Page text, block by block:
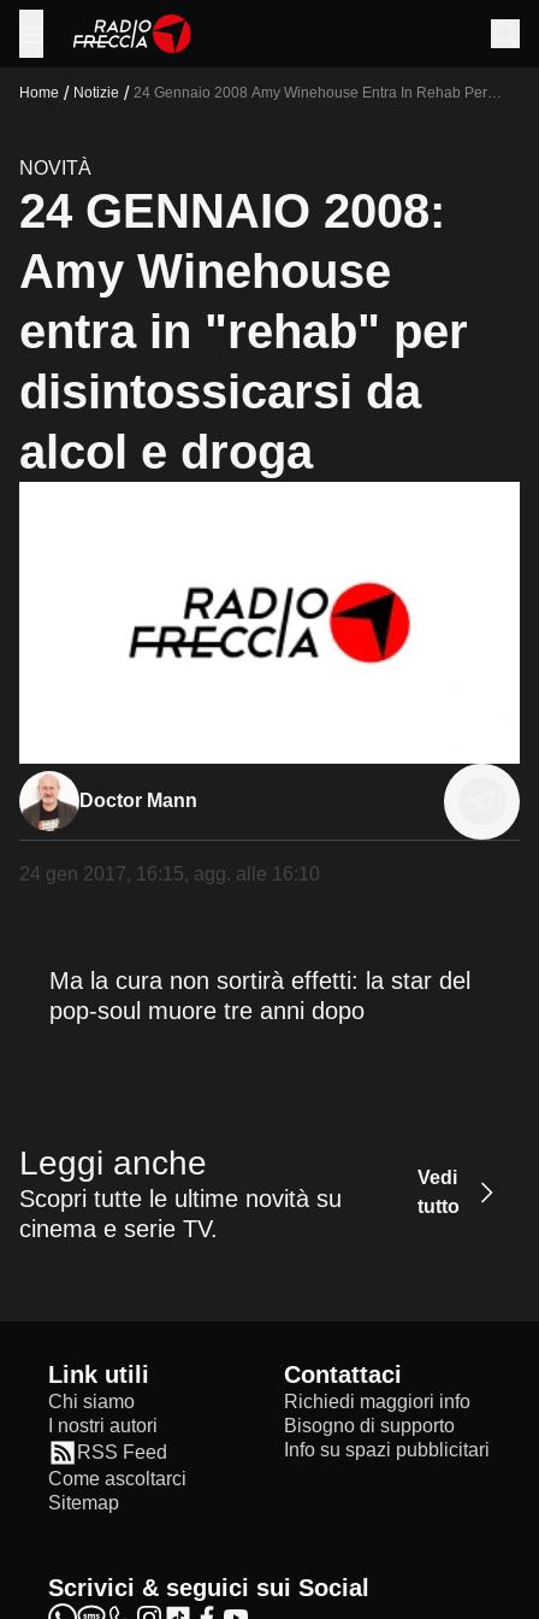
Home / Notizie / 24 Gennaio 2008 Amy Winehouse Entra In Rehab Per
NOVITÀ
24 GENNAIO 2008:
Amy Winehouse
entra in "rehab" per
disintossicarsi da
alcol e droga
Doctor Mann
24 gen 2017, 16:15, agg. alle 16:10
Ma la cura non sortirà effetti: la star del
pop-soul muore tre anni dopo
Leggi anche
Scopri tutte le ultime novità su
cinema e serie TV.
Vedi
tutto
Link utili
Chi siamo
I nostri autori
RSS Feed
Come ascoltarci
Sitemap
Contattaci
Richiedi maggiori info
Bisogno di supporto
Info su spazi pubblicitari
Scrivici & seguici sui Social